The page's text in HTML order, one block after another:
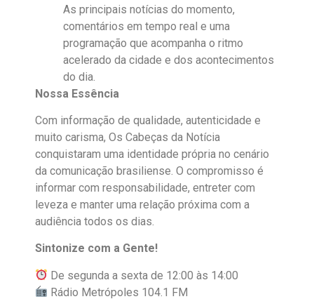
As principais notícias do momento,
comentários em tempo real e uma
programação que acompanha o ritmo
acelerado da cidade e dos acontecimentos
do dia.
Nossa Essência
Com informação de qualidade, autenticidade e
muito carisma, Os Cabeças da Notícia
conquistaram uma identidade própria no cenário
da comunicação brasiliense. O compromisso é
informar com responsabilidade, entreter com
leveza e manter uma relação próxima com a
audiência todos os dias.
Sintonize com a Gente!
De segunda a sexta de 12:00 às 14:00
Rádio Metrópoles 104.1 FM